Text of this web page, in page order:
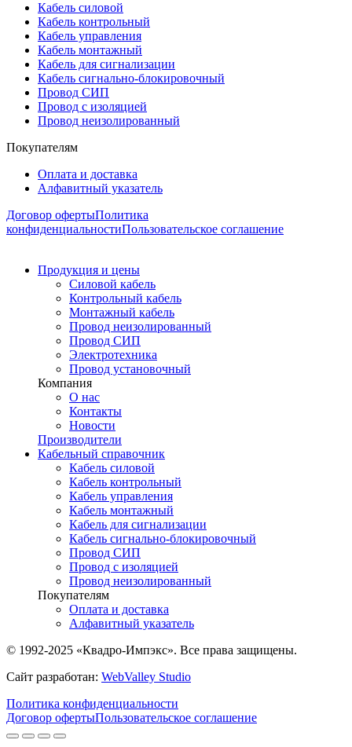
Кабель силовой
Кабель контрольный
Кабель управления
Кабель монтажный
Кабель для сигнализации
Кабель сигнально-блокировочный
Провод СИП
Провод с изоляцией
Провод неизолированный
Покупателям
Оплата и доставка
Алфавитный указатель
Договор офертыПолитика
конфиденциальностиПользовательское соглашение
Продукция и цены
Силовой кабель
Контрольный кабель
Монтажный кабель
Провод неизолированный
Провод СИП
Электротехника
Провод установочный
Компания
О нас
Контакты
Новости
Производители
Кабельный справочник
Кабель силовой
Кабель контрольный
Кабель управления
Кабель монтажный
Кабель для сигнализации
Кабель сигнально-блокировочный
Провод СИП
Провод с изоляцией
Провод неизолированный
Покупателям
Оплата и доставка
Алфавитный указатель
© 1992-2025 «Квадро-Импэкс». Все права защищены.
Сайт разработан: WebValley Studio
Политика конфиденциальности
Договор офертыПользовательское соглашение